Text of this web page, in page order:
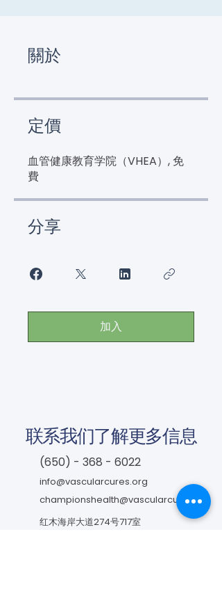
關於
定價
血管健康教育学院（VHEA）, 免
費
分享
加入
联系我们了解更多信息
(650) - 368 - 6022
info@vascularcures.org
championshealth@vascularcures.org
红木海岸大道274号717室